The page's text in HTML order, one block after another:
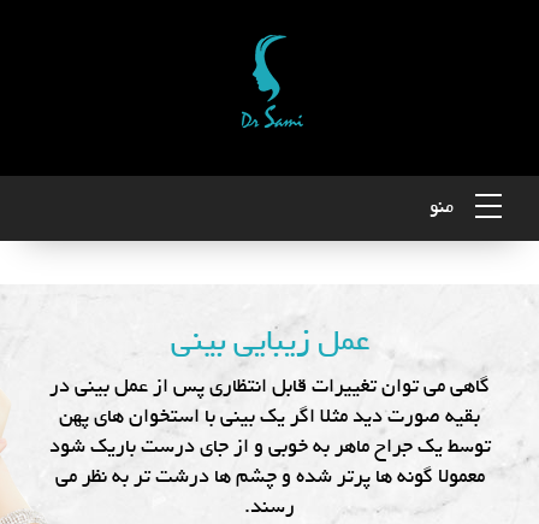
منو
عمل زیبایی بینی
گاهی می توان تغییرات قابل انتظاری پس از عمل بینی در
بقیه صورت دید مثلا اگر یک بینی با استخوان های پهن
توسط یک جراح ماهر به خوبی و از جای درست باریک شود
معمولا گونه ها پرتر شده و چشم ها درشت تر به نظر می
رسند.